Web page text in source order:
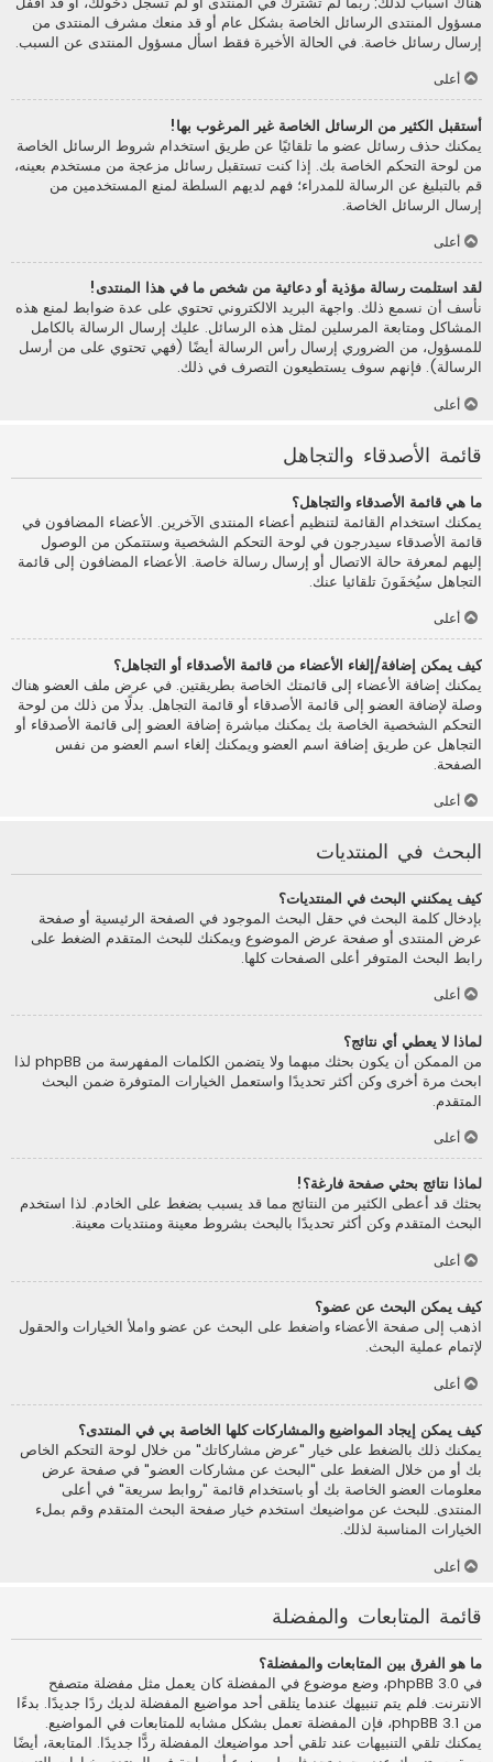
مسؤول المنتدى الرسائل الخاصة بشكل عام أو قد منعك مشرف المنتدى من
إرسال رسائل خاصة. في الحالة الأخيرة فقط اسأل مسؤول المنتدى عن السبب.
أعلى
أستقبل الكثير من الرسائل الخاصة غير المرغوب بها!
يمكنك حذف رسائل عضو ما تلقائيًا عن طريق استخدام شروط الرسائل الخاصة
من لوحة التحكم الخاصة بك. إذا كنت تستقبل رسائل مزعجة من مستخدم بعينه،
قم بالتبليغ عن الرسالة للمدراء؛ فهم لديهم السلطة لمنع المستخدمين من
إرسال الرسائل الخاصة.
أعلى
لقد استلمت رسالة مؤذية أو دعائية من شخص ما في هذا المنتدى!
نأسف أن نسمع ذلك. واجهة البريد الالكتروني تحتوي على عدة ضوابط لمنع هذه
المشاكل ومتابعة المرسلين لمثل هذه الرسائل. عليك إرسال الرسالة بالكامل
للمسؤول، من الضروري إرسال رأس الرسالة أيضًا (فهي تحتوي على من أرسل
الرسالة). فإنهم سوف يستطيعون التصرف في ذلك.
أعلى
قائمة الأصدقاء والتجاهل
ما هي قائمة الأصدقاء والتجاهل؟
يمكنك استخدام القائمة لتنظيم أعضاء المنتدى الآخرين. الأعضاء المضافون في
قائمة الأصدقاء سيدرجون في لوحة التحكم الشخصية وستتمكن من الوصول
إليهم لمعرفة حالة الاتصال أو إرسال رسالة خاصة. الأعضاء المضافون إلى قائمة
التجاهل سيُخفَونَ تلقائيا عنك.
أعلى
كيف يمكن إضافة/إلغاء الأعضاء من قائمة الأصدقاء أو التجاهل؟
يمكنك إضافة الأعضاء إلى قائمتك الخاصة بطريقتين. في عرض ملف العضو هناك
وصلة لإضافة العضو إلى قائمة الأصدقاء أو قائمة التجاهل. بدلًا من ذلك من لوحة
التحكم الشخصية الخاصة بك يمكنك مباشرة إضافة العضو إلى قائمة الأصدقاء أو
التجاهل عن طريق إضافة اسم العضو ويمكنك إلغاء اسم العضو من نفس
الصفحة.
أعلى
البحث في المنتديات
كيف يمكنني البحث في المنتديات؟
بإدخال كلمة البحث في حقل البحث الموجود في الصفحة الرئيسية أو صفحة
عرض المنتدى أو صفحة عرض الموضوع ويمكنك للبحث المتقدم الضغط على
رابط البحث المتوفر أعلى الصفحات كلها.
أعلى
لماذا لا يعطي أي نتائج؟
من الممكن أن يكون بحثك مبهما ولا يتضمن الكلمات المفهرسة من phpBB لذا
ابحث مرة أخرى وكن أكثر تحديدًا واستعمل الخيارات المتوفرة ضمن البحث
المتقدم.
أعلى
لماذا نتائج بحثي صفحة فارغة؟!
بحثك قد أعطى الكثير من النتائج مما قد يسبب بضغط على الخادم. لذا استخدم
البحث المتقدم وكن أكثر تحديدًا بالبحث بشروط معينة ومنتديات معينة.
أعلى
كيف يمكن البحث عن عضو؟
اذهب إلى صفحة الأعضاء واضغط على البحث عن عضو واملأ الخيارات والحقول
لإتمام عملية البحث.
أعلى
كيف يمكن إيجاد المواضيع والمشاركات كلها الخاصة بي في المنتدى؟
يمكنك ذلك بالضغط على خيار "عرض مشاركاتك" من خلال لوحة التحكم الخاص
بك أو من خلال الضغط على "البحث عن مشاركات العضو" في صفحة عرض
معلومات العضو الخاصة بك أو باستخدام قائمة "روابط سريعة" في أعلى
المنتدى. للبحث عن مواضيعك استخدم خيار صفحة البحث المتقدم وقم بملء
الخيارات المناسبة لذلك.
أعلى
قائمة المتابعات والمفضلة
ما هو الفرق بين المتابعات والمفضلة؟
في phpBB 3.0، وضع موضوع في المفضلة كان يعمل مثل مفضلة متصفح
الانترنت. فلم يتم تنبيهك عندما يتلقى أحد مواضيع المفضلة لديك ردًا جديدًا. بدءًا
من phpBB 3.1، فإن المفضلة تعمل بشكل مشابه للمتابعات في المواضيع.
يمكنك تلقي التنبيهات عند تلقي أحد مواضيعك المفضلة ردًّا جديدًا. المتابعة، أيضًا